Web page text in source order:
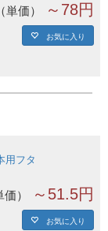
単価 ～78円
お気に入り
用フタ
価 ～51.5円
お気に入り